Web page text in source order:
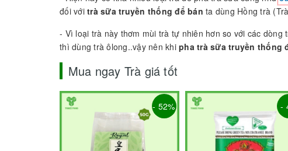
đối với trà sữa truyền thống để bán ta dùng Hồng trà
- Vì loại trà này thơm mùi trà tự nhiên hơn so với các
thì dùng trà ôlong..vậy nên khi pha trà sữa truyền thống
Mua ngay Trà giá tốt
- 52% -